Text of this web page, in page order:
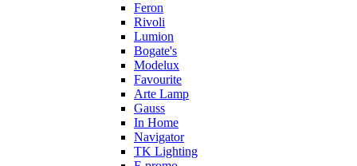
Feron
Rivoli
Lumion
Bogate's
Modelux
Favourite
Arte Lamp
Gauss
In Home
Navigator
TK Lighting